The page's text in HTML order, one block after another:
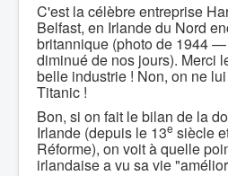
C'est la célèbre entreprise
Belfast, en Irlande du Nord
britannique (photo de 1944
diminué de nos jours). Merci
belle industrie ! Non, on ne
Titanic !
Bon, si on fait le bilan de la
Irlande (depuis le 13e siècle
Réforme), on voit à quelle
irlandaise a vu sa vie